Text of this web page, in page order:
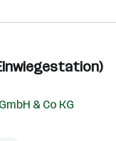
& Co KG